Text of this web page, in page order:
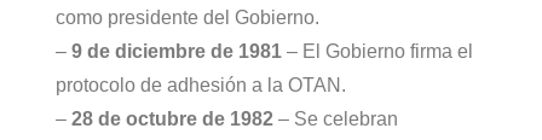
como presidente del Gobierno.
– 9 de diciembre de 1981– El Gobierno firma el
protocolo de adhesión a la OTAN.
– 28 de octubre de 1982– Se celebran